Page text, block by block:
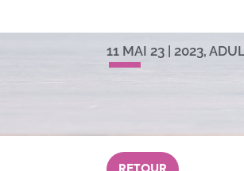
11 MAI 23 | 2023,